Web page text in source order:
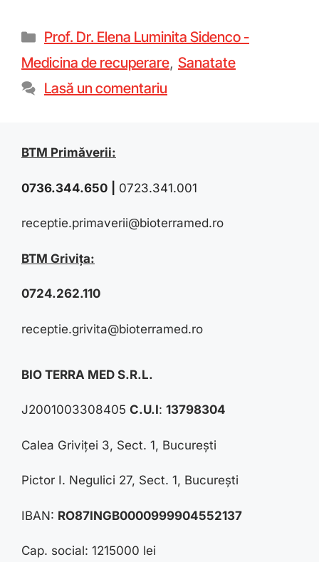
Prof. Dr. Elena Luminita Sidenco -
Medicina de recuperare, Sanatate
Lasă un comentariu
BTM Primăverii:
0736.344.650 0723.341.001
receptie.primaverii@bioterramed.ro
BTM Grivița:
0724.262.110
receptie.grivita@bioterramed.ro
BIO TERRA MED S.R.L.
J2001003308405 C.U.I: 13798304
Calea Griviței 3, Sect. 1, București
Pictor I. Negulici 27, Sect. 1, București
IBAN: RO87INGB0000999904552137
Cap. social: 1215000 lei